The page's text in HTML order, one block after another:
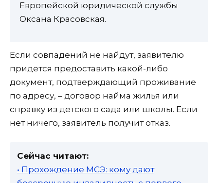
Европейской юридической службы
Оксана Красовская.
Если совпадений не найдут, заявителю
придется предоставить какой-либо
документ, подтверждающий проживание
по адресу, – договор найма жилья или
справку из детского сада или школы. Если
нет ничего, заявитель получит отказ.
Сейчас читают:
• Прохождение МСЭ: кому дают